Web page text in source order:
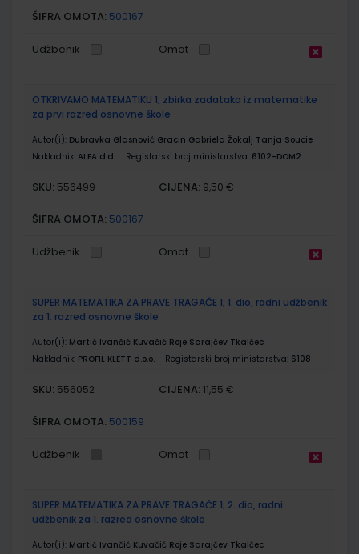
ŠIFRA OMOTA: 500167
Udžbenik Omot
OTKRIVAMO MATEMATIKU 1; zbirka zadataka iz matematike
za prvi razred osnovne škole
Autor(i): Dubravka Glasnović Gracin Gabriela Žokalj Tanja Soucie
Nakladnik: ALFA d.d. Registarski broj ministarstva: 6102-DOM2
SKU: 556499 CIJENA: 9,50 €
ŠIFRA OMOTA: 500167
Udžbenik Omot
SUPER MATEMATIKA ZA PRAVE TRAGAČE 1; 1. dio, radni udžbenik
za 1. razred osnovne škole
Autor(i): Martić Ivančić Kuvačić Roje Sarajčev Tkalčec
Nakladnik: PROFIL KLETT d.o.o. Registarski broj ministarstva: 6108
SKU: 556052 CIJENA: 11,55 €
ŠIFRA OMOTA: 500159
Udžbenik Omot
SUPER MATEMATIKA ZA PRAVE TRAGAČE 1; 2. dio, radni
udžbenik za 1. razred osnovne škole
Autor(i): Martić Ivančić Kuvačić Roje Sarajčev Tkalčec